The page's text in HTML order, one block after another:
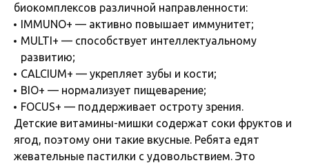
биокомплексов различной направленности:
IMMUNO+ — активно повышает иммунитет;
MULTI+ — способствует интеллектуальному
развитию;
CALCIUM+ — укрепляет зубы и кости;
BIO+ — нормализует пищеварение;
FOCUS+ — поддерживает остроту зрения.
Детские витамины-мишки содержат соки фруктов и
ягод, поэтому они такие вкусные. Ребята едят
жевательные пастилки с удовольствием. Это